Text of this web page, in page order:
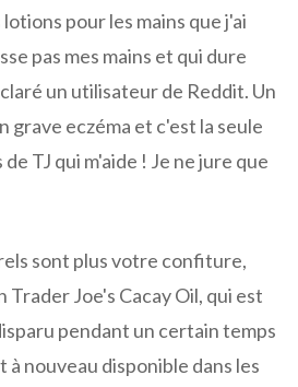
pour les mains que j'ai
pas mes mains et qui dure
un utilisateur de Reddit. Un
grave eczéma et c'est la seule
TJ qui m'aide ! Je ne jure que
sont plus votre confiture,
Joe's Cacay Oil, qui est
pendant un certain temps
à nouveau disponible dans les